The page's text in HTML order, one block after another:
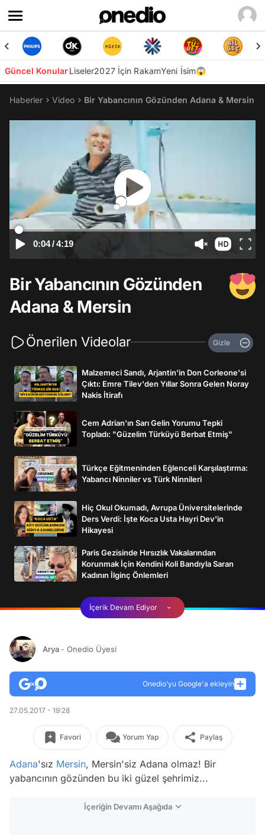
Güncel KonularLiseler2027 İçin RakamYeni İsim😱
Haberler Video Bir Yabancının Gözünden Adana & Mersin
0:04/4:19
Bir Yabancının Gözünden
Adana & Mersin
Önerilen Videolar Gizle
Malzemeci Sandı, Arjantin'in Don Corleone'si
Çıktı: Emre Tilev'den Yıllar Sonra Gelen Noray
Nakis İtirafı
Cem Adrian'ın Sarı Gelin Yorumu Tepki
Topladı: "Güzelim Türküyü Berbat Etmiş"
Türkçe Eğitmeninden Eğlenceli Karşılaştırma:
Yabancı Ninniler vs Türk Ninnileri
Hiç Okul Okumadı, Avrupa Üniversitelerinde
Ders Verdi: İşte Koca Usta Hayri Dev'in
Hikayesi
Paris Gezisinde Hırsızlık Vakalarından
Korunmak İçin Kendini Koli Bandıyla Saran
Kadının İlginç Önlemleri
İçerik Devam Ediyor
Arya - Onedio Üyesi
Onedio’yu Google'a ekleyin
27.05.2017 - 19:28
Favori Yorum Yap Paylaş
Adana'sız Mersin, Mersin'siz Adana olmaz! Bir
yabancının gözünden bu iki güzel şehrimiz...
İçeriğin Devamı Aşağıda